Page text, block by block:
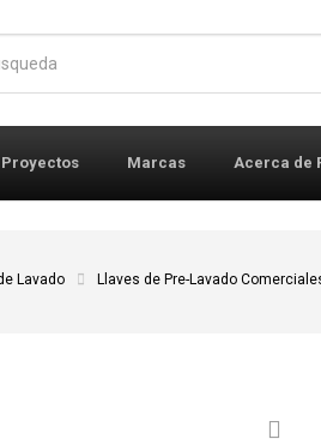
Marcas Acerca de
Lavado Llaves de Pre-Lavado